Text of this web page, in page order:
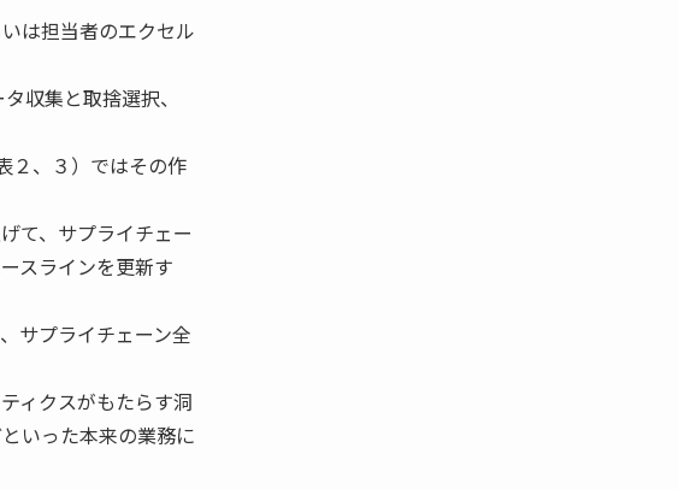
は担当者のエクセル
収集と取捨選択、
２、３）ではその作
て、サプライチェー
スラインを更新す
サプライチェーン全
ィクスがもたらす洞
いった本来の業務に